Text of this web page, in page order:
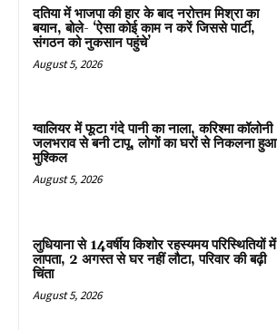
दतिया में भाजपा की हार के बाद नरोत्तम मिश्रा का
बयान, बोले- ‘ऐसा कोई काम न करें जिससे पार्टी,
संगठन को नुकसान पहुंचे’
August 5, 2026
ग्वालियर में फूटा गंदे पानी का नाला, करिश्मा कॉलोनी
जलभराव से बनी टापू, लोगों का घरों से निकलना हुआ
मुश्किल
August 5, 2026
लुधियाना से 14वर्षीय किशोर रहस्यमय परिस्थितियों में
लापता, 2 अगस्त से घर नहीं लौटा, परिवार की बढ़ी
चिंता
August 5, 2026